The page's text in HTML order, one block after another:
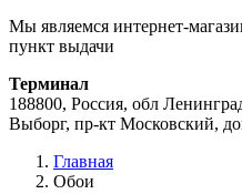
Мы являемся интернет-
пункт выдачи
Терминал
188800, Россия, обл
Выборг, пр-кт Московский,
Главная
Обои